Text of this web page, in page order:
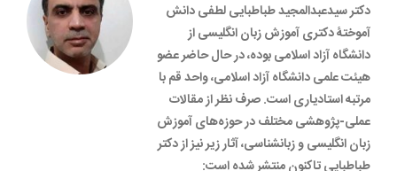
دکتر سیدعبدالمجید طباطبایی لطفی دانش
آموختۀ دکتری آموزش زبان انگلیسی از
دانشگاه آزاد اسلامی بوده، در حال حاضر عضو
هیئت علمی دانشگاه آزاد اسلامی، واحد قم با
مرتبه استادیاری است. صرف نظر از مقالات
عملی-پژوهشی مختلف در حوزه‌های آموزش
زبان انگلیسی و زبانشناسی، آثار زیر نیز از دکتر